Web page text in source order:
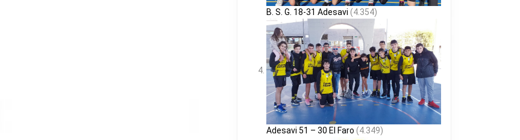
B. S. G. 18-31 Adesavi (4.354)
Adesavi 51 – 30 El Faro (4.349)